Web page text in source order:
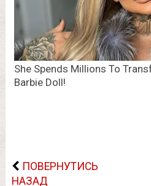
ПОВЕРНУТИСЬ
НАЗАД